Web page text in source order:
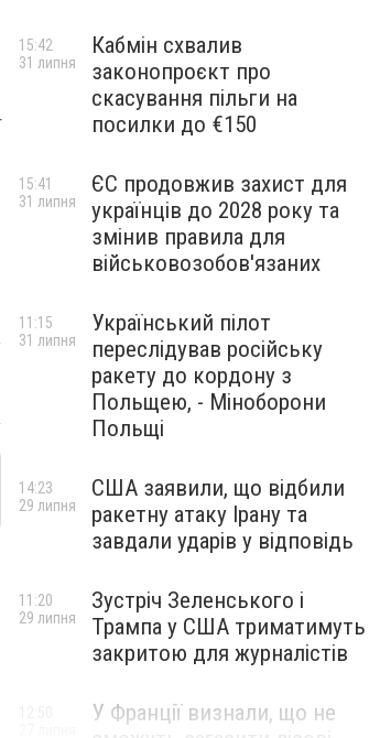
Кабмін схвалив
законопроєкт про
скасування пільги на
посилки до €150
15:42
31 липня
ЄС продовжив захист для
українців до 2028 року та
змінив правила для
військовозобов'язаних
15:41
31 липня
Український пілот
переслідував російську
ракету до кордону з
Польщею, - Міноборони
Польщі
11:15
31 липня
США заявили, що відбили
ракетну атаку Ірану та
завдали ударів у відповідь
14:23
29 липня
Зустріч Зеленського і
Трампа у США триматимуть
закритою для журналістів
11:20
29 липня
У Франції визнали, що не